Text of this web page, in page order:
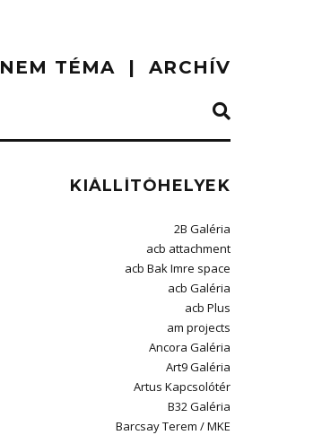
NEM TÉMA ARCHÍV
KIÁLLÍTÓHELYEK
2B Galéria
acb attachment
acb Bak Imre space
acb Galéria
acb Plus
am projects
Ancora Galéria
Art9 Galéria
Artus Kapcsolótér
B32 Galéria
Barcsay Terem / MKE